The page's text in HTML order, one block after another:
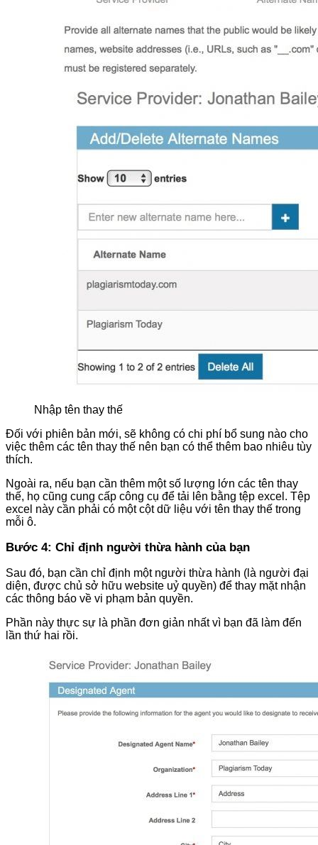
Nhập tên thay thế
Đối với phiên bản mới, sẽ không có chi phí bổ sung nào cho
việc thêm các tên thay thế nên bạn có thể thêm bao nhiêu tùy
thích.
Ngoài ra, nếu bạn cần thêm một số lượng lớn các tên thay
thế, họ cũng cung cấp công cụ để tải lên bằng tệp excel. Tệp
excel này cần phải có một cột dữ liệu với tên thay thế trong
mỗi ô.
Bước 4: Chỉ định người thừa hành của bạn
Sau đó, bạn cần chỉ định một người thừa hành (là người đại
diện, được chủ sở hữu website uỷ quyền) để thay mặt nhận
các thông báo về vi phạm bản quyền.
Phần này thực sự là phần đơn giản nhất vì bạn đã làm đến
lần thứ hai rồi.